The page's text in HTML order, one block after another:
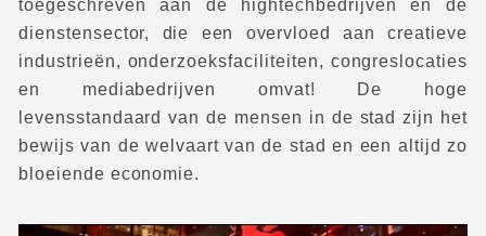
toegeschreven aan de hightechbedrijven en de
dienstensector, die een overvloed aan creatieve
industrieën, onderzoeksfaciliteiten, congreslocaties
en mediabedrijven omvat! De hoge
levensstandaard van de mensen in de stad zijn het
bewijs van de welvaart van de stad en een altijd zo
bloeiende economie.